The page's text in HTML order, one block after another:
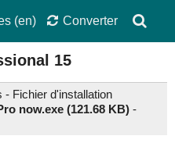
(en) Converter
15
- Fichier d'installation
now.exe (121.68 KB) -